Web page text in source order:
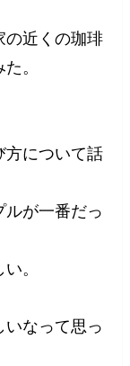
の近くの珈琲
。
方について話
が一番だっ
。
いなって思っ